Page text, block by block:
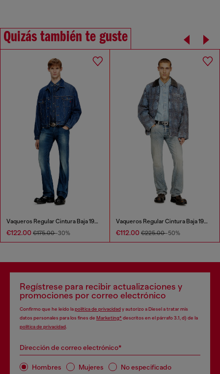
Quizás también te guste
Vaqueros Regular Cintura Baja 1985 Larkee
€122.00 €175.00-30%
Vaqueros Regular Cintura Baja 1985 Larkee
€112.00 €225.00-50%
Regístrese para recibir actualizaciones y
promociones por correo electrónico
Confirmo que he leído lapolítica de privacidady autorizo a Diesel a tratar mis
datos personales para los fines de Marketing*descritos en el párrafo 3.1, d) de la
política de privacidad.
Dirección de correo electrónico*
Hombres Mujeres No especificado